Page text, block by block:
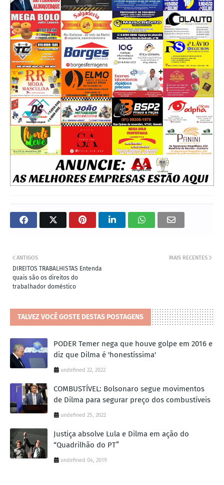
MAIS RECENTES
ANTIGOS
DIREITOS TRABALHISTAS Entenda
quais são os direitos do
trabalhador doméstico
TALVEZ VOCÊ GOSTE DESTAS POSTAGENS
PODER Temer nega que houve golpe em 2016 e
diz que Dilma é 'honestíssima'
undefined 22, 2022
COMBUSTÍVEL: Bolsonaro segue movimentos
de Dilma para segurar preço dos combustíveis
undefined 25, 2022
Justiça absolve Lula e Dilma em ação do
“Quadrilhão do PT”
undefined 04, 2019